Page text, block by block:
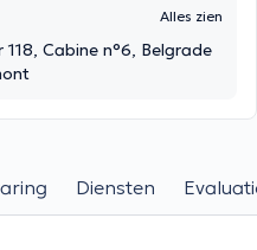
Alles zien
Cabine n°6, Belgrade
Diensten